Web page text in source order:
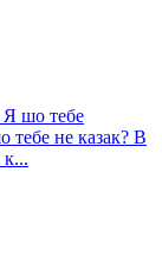
шо тебе
тебе не казак? В
к...